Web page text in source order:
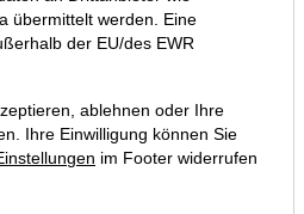
Uhlschmied
übermittelt werden. Eine
der EU/des EWR
ablehnen oder Ihre
Ihre Einwilligung können Sie
im Footer widerrufen